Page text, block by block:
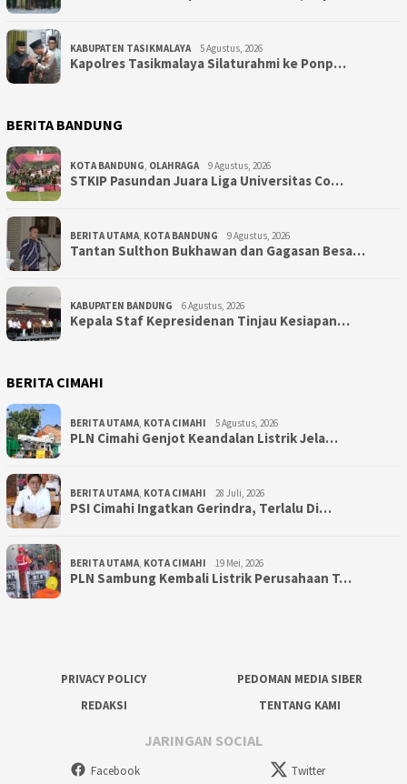
KABUPATEN TASIKMALAYA 5 Agustus, 2026
Kapolres Tasikmalaya Silaturahmi ke Ponp…
BERITA BANDUNG
KOTA BANDUNG, OLAHRAGA 9 Agustus, 2026
STKIP Pasundan Juara Liga Universitas Co…
BERITA UTAMA, KOTA BANDUNG 9 Agustus, 2026
Tantan Sulthon Bukhawan dan Gagasan Besa…
KABUPATEN BANDUNG 6 Agustus, 2026
Kepala Staf Kepresidenan Tinjau Kesiapan…
BERITA CIMAHI
BERITA UTAMA, KOTA CIMAHI 5 Agustus, 2026
PLN Cimahi Genjot Keandalan Listrik Jela…
BERITA UTAMA, KOTA CIMAHI 28 Juli, 2026
PSI Cimahi Ingatkan Gerindra, Terlalu Di…
BERITA UTAMA, KOTA CIMAHI 19 Mei, 2026
PLN Sambung Kembali Listrik Perusahaan T…
PRIVACY POLICY
PEDOMAN MEDIA SIBER
REDAKSI
TENTANG KAMI
JARINGAN SOCIAL
Facebook Twitter